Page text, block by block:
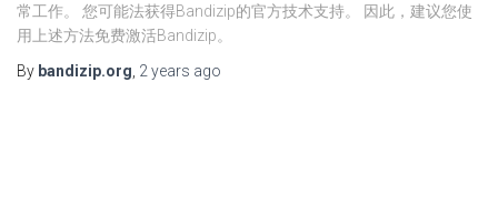
常工作。 您可能法获得Bandizip的官方技术支持。 因此，建议您使
用上述方法免费激活Bandizip。
By bandizip.org 2 years ago